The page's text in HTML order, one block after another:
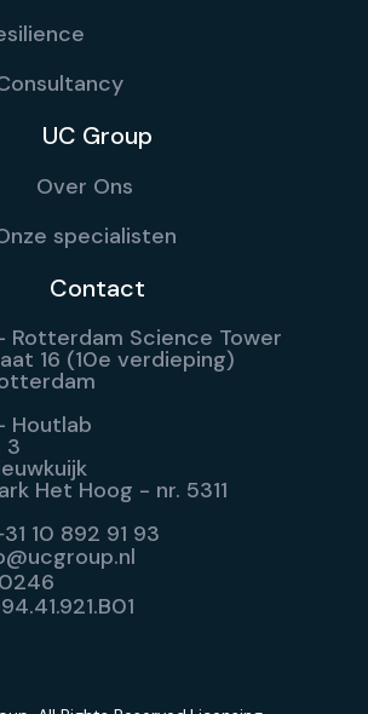
UC Group
Over Ons
specialisten
Contact
Rotterdam Science Tower
16 (10e verdieping)
Houtlab
3
Het Hoog - nr. 5311
10 892 91 93